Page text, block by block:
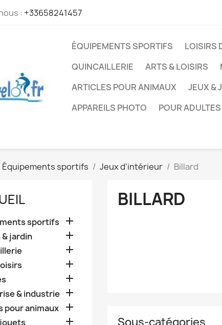
: +33658241457
ÉQUIPEMENTS SPORTIFS LOISIRS
QUINCAILLERIE
ARTS & LOISIRS
ARTICLES POUR ANIMAUX
JEUX &
APPAREILS PHOTO
POUR ADULTES
Équipements sportifs Jeux d'intérieur Billard
sportifs 
& jardin 



& industrie 
pour animaux 

BILLARD